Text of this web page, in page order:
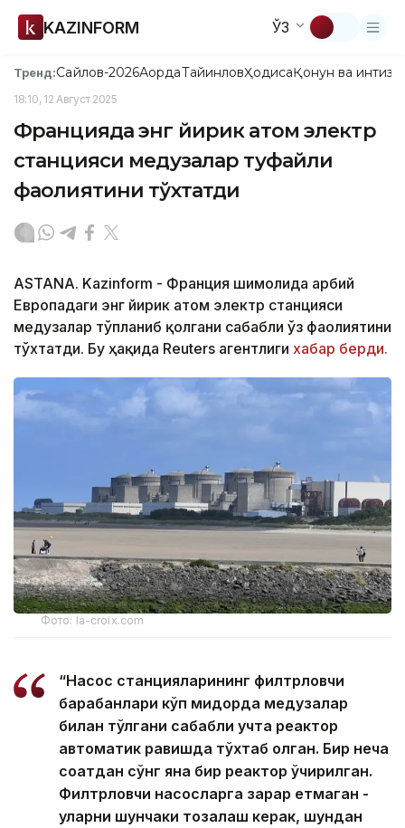
KAZINFORM ЎЗ
Тренд:Сайлов-2026АқордаТайинловҲодисаҚонун ва
18:10, 12 Август 2025
Францияда энг йирик атом электр
станцияси медузалар туфайли
фаолиятини тўхтатди
ASTANA. Kazinform - Франция шимолида Ғарбий
Европадаги энг йирик атом электр станцияси
медузалар тўпланиб қолгани сабабли ўз фаолиятини
тўхтатди. Бу ҳақида Reuters агентлиги хабар берди.
Фото: la-croix.com
“Насос станцияларининг филтрловчи
барабанлари кўп миқдорда медузалар
билан тўлгани сабабли учта реактор
автоматик равишда тўхтаб қолган. Бир неча
соатдан сўнг яна бир реактор ўчирилган.
Филтрловчи насосларга зарар етмаган -
уларни шунчаки тозалаш керак, шундан